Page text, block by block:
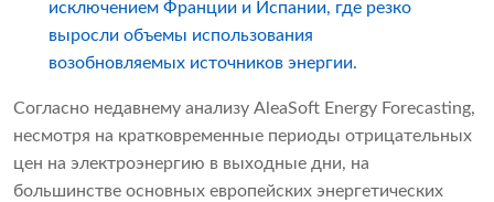
исключением Франции и Испании, где резко
выросли объемы использования
возобновляемых источников энергии.
Согласно недавнему анализу AleaSoft Energy Forecasting,
несмотря на кратковременные периоды отрицательных
цен на электроэнергию в выходные дни, на
большинстве основных европейских энергетических